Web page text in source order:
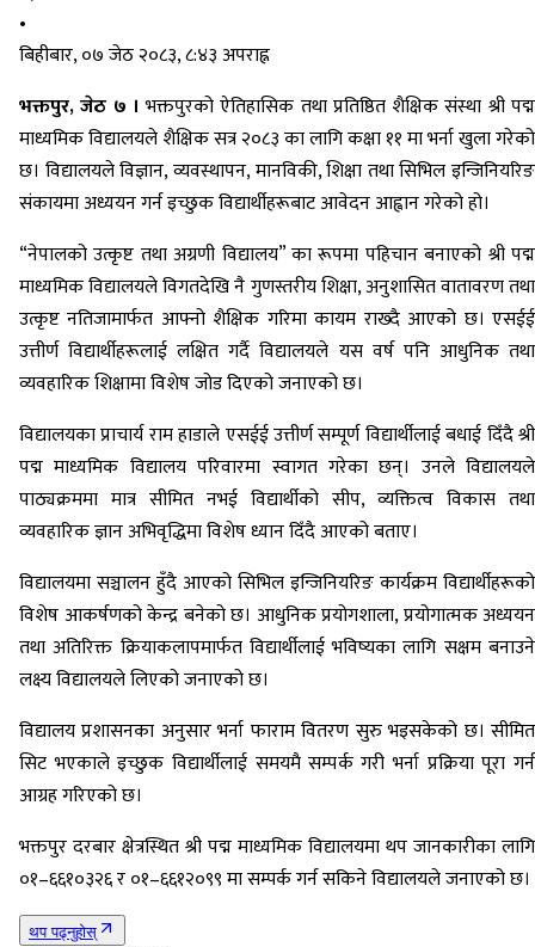
•
बिहीबार, ०७ जेठ २०८३, ८:४३ अपराह्न
भक्तपुर, जेठ ७ । भक्तपुरको ऐतिहासिक तथा प्रतिष्ठित शैक्षिक संस्था श्री पद्म
माध्यमिक विद्यालयले शैक्षिक सत्र २०८३ का लागि कक्षा ११ मा भर्ना खुला गरेको
छ। विद्यालयले विज्ञान, व्यवस्थापन, मानविकी, शिक्षा तथा सिभिल इन्जिनियरिङ
संकायमा अध्ययन गर्न इच्छुक विद्यार्थीहरूबाट आवेदन आह्वान गरेको हो।
“नेपालको उत्कृष्ट तथा अग्रणी विद्यालय” का रूपमा पहिचान बनाएको श्री पद्म
माध्यमिक विद्यालयले विगतदेखि नै गुणस्तरीय शिक्षा, अनुशासित वातावरण तथा
उत्कृष्ट नतिजामार्फत आफ्नो शैक्षिक गरिमा कायम राख्दै आएको छ। एसईई
उत्तीर्ण विद्यार्थीहरूलाई लक्षित गर्दै विद्यालयले यस वर्ष पनि आधुनिक तथा
व्यवहारिक शिक्षामा विशेष जोड दिएको जनाएको छ।
विद्यालयका प्राचार्य राम हाडाले एसईई उत्तीर्ण सम्पूर्ण विद्यार्थीलाई बधाई दिँदै श्री
पद्म माध्यमिक विद्यालय परिवारमा स्वागत गरेका छन्। उनले विद्यालयले
पाठ्यक्रममा मात्र सीमित नभई विद्यार्थीको सीप, व्यक्तित्व विकास तथा
व्यवहारिक ज्ञान अभिवृद्धिमा विशेष ध्यान दिँदै आएको बताए।
विद्यालयमा सञ्चालन हुँदै आएको सिभिल इन्जिनियरिङ कार्यक्रम विद्यार्थीहरूको
विशेष आकर्षणको केन्द्र बनेको छ। आधुनिक प्रयोगशाला, प्रयोगात्मक अध्ययन
तथा अतिरिक्त क्रियाकलापमार्फत विद्यार्थीलाई भविष्यका लागि सक्षम बनाउने
लक्ष्य विद्यालयले लिएको जनाएको छ।
विद्यालय प्रशासनका अनुसार भर्ना फाराम वितरण सुरु भइसकेको छ। सीमित
सिट भएकाले इच्छुक विद्यार्थीलाई समयमै सम्पर्क गरी भर्ना प्रक्रिया पूरा गर्न
आग्रह गरिएको छ।
भक्तपुर दरबार क्षेत्रस्थित श्री पद्म माध्यमिक विद्यालयमा थप जानकारीका लागि
०१–६६१०३२६ र ०१–६६१२०९९ मा सम्पर्क गर्न सकिने विद्यालयले जनाएको छ।
थप पढ्नुहोस्